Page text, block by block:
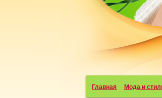
Главная Мода и